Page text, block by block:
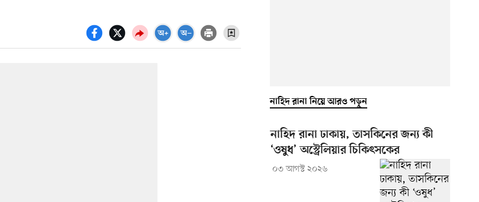
নাহিদ রানা নিয়ে আরও পড়ুন
নাহিদ রানা ঢাকায়, তাসকিনের জন্য কী
‘ওষুধ’ অস্ট্রেলিয়ার চিকিৎসকের
০৩ আগস্ট ২০২৬